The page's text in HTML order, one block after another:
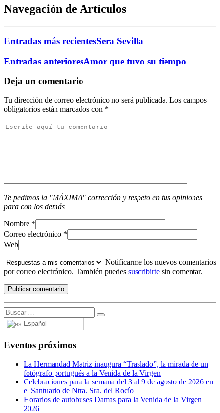
Navegación de Artículos
Entradas más recientesSera Sevilla
Entradas anterioresAmor que tuvo su tiempo
Deja un comentario
Tu dirección de correo electrónico no será publicada. Los campos
obligatorios están marcados con *
Te pedimos la "MÁXIMA" corrección y respeto en tus opiniones
para con los demás
Nombre *
Correo electrónico *
Web
Notificarme los nuevos comentarios
por correo electrónico. También puedes suscribirte sin comentar.
Español
Eventos próximos
La Hermandad Matriz inaugura “Traslado”, la mirada de un
fotógrafo portugués a la Venida de la Virgen
Celebraciones para la semana del 3 al 9 de agosto de 2026 en
el Santuario de Ntra. Sra. del Rocío
Horarios de autobuses Damas para la Venida de la Virgen
2026